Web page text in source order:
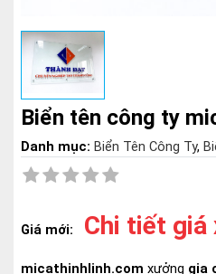
Biển tên công ty
Danh mục: Biển Tên Công Ty,
Giá mới: Chi tiết giá
micathinhlinh.com xưởng gia